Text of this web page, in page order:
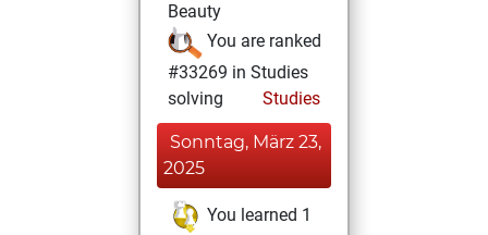
Beauty
You are ranked
#33269 in Studies
solving
Studies
Sonntag, März 23,
2025
You learned 1